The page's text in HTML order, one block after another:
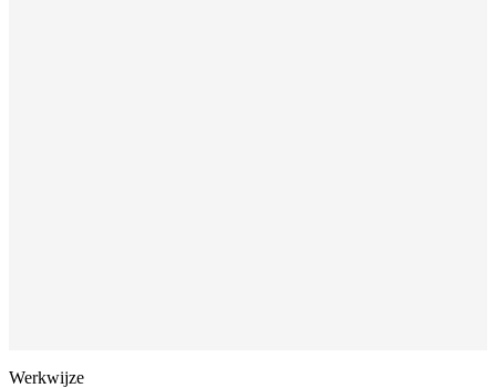
Werkwijze